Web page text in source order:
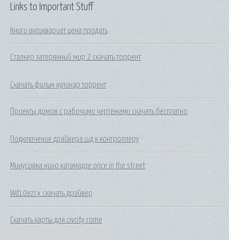
Links to Important Stuff
Книги антиквариат цена продать
Сталкер затерянный мир 2 скачать торрент
Скачать фильм кулинар торрент
Проекты домов с рабочими чертежами скачать бесплатно
Подключение драйвера шд к контроллеру
Минусовка нино катамадзе once in the street
Wd10ezrx скачать драйвер
Скачать карты для civcity rome